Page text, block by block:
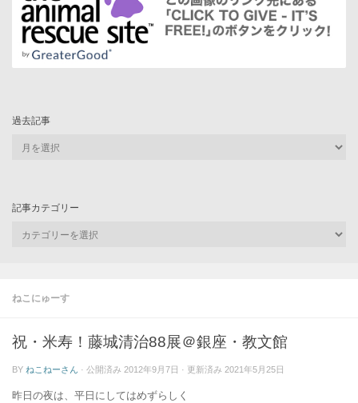
ねこにゅーす
祝・米寿！藤城清治88展＠銀座・教文館
BY ねこねーさん · 公開済み 2012年9月7日 · 更新済み 2021年5月25日
昨日の夜は、平日にしてはめずらしく
過去記事
記事カテゴリー
ゴ